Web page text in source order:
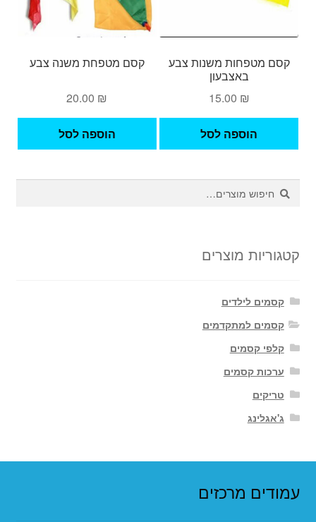
קסם מטפחות משנות צבע
באצבעון
15.00 ₪
הוספה לסל
קסם מטפחת משנה צבע
20.00 ₪
הוספה לסל
חיפוש
עבור:
חיפוש
קטגוריות מוצרים
קסמים לילדים
קסמים למתקדמים
קלפי קסמים
ערכות קסמים
טריקים
ג'אגלינג
עמודים מרכזים